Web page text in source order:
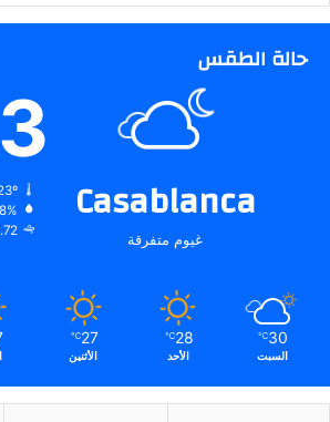
حالة الطقس
Casablanca
غيوم متفرقة
30º - 23º
2.72
30
℃
السبت
28
℃
الأحد
27
℃
الأثنين